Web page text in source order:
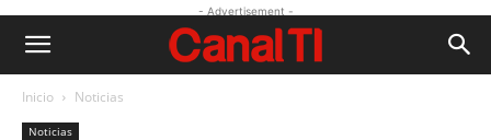
- Advertisement -
Inicio Noticias
Noticias